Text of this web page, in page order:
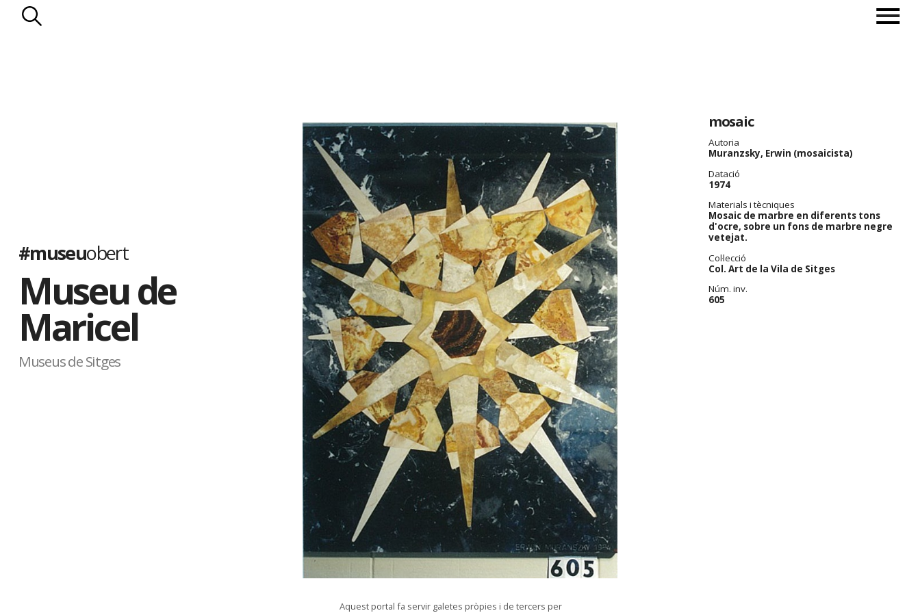
#museuobert
Museu de
Maricel
Museus de Sitges
mosaic
Autoria
Muranzsky, Erwin (mosaicista)
Datació
1974
Materials i tècniques
Mosaic de marbre en diferents tons
d'ocre, sobre un fons de marbre negre
vetejat.
Col·lecció
Col. Art de la Vila de Sitges
Núm. inv.
605
Aquest portal fa servir galetes pròpies i de tercers per